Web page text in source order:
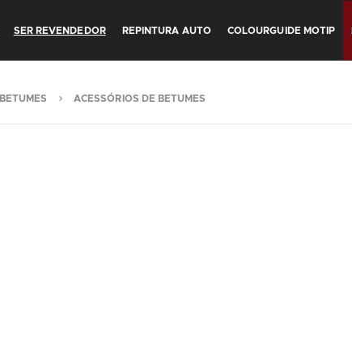
SER REVENDEDOR REPINTURA AUTO COLOURGUIDE MOTIP
BETUMES ACESSÓRIOS DE BETUMES